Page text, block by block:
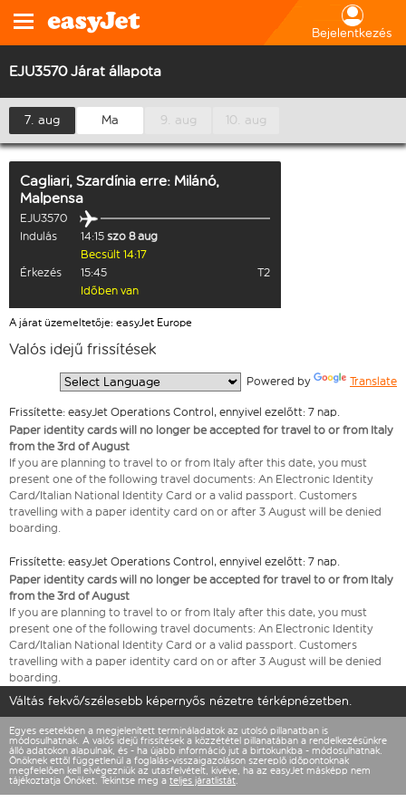
Bejelentkezés
EJU3570 Járat állapota
7. aug Ma 9. aug 10. aug
Cagliari, Szardínia erre: Milánó,
Malpensa
EJU3570
Indulás
14:15 szo 8 aug
Becsült 14:17
Érkezés
15:45
T2
Időben van
A járat üzemeltetője: easyJet Europe
Valós idejű frissítések
Powered by Translate
Frissítette: easyJet Operations Control, ennyivel ezelőtt: 7 nap.
Paper identity cards will no longer be accepted for travel to or from Italy
from the 3rd of August
If you are planning to travel to or from Italy after this date, you must
present one of the following travel documents: An Electronic Identity
Card/Italian National Identity Card or a valid passport. Customers
travelling with a paper identity card on or after 3 August will be denied
boarding.
Frissítette: easyJet Operations Control, ennyivel ezelőtt: 7 nap.
Paper identity cards will no longer be accepted for travel to or from Italy
from the 3rd of August
If you are planning to travel to or from Italy after this date, you must
present one of the following travel documents: An Electronic Identity
Card/Italian National Identity Card or a valid passport. Customers
travelling with a paper identity card on or after 3 August will be denied
boarding.
Váltás fekvő/szélesebb képernyős nézetre térképnézetben.
Egyes esetekben a megjelenített termináladatok az utolsó pillanatban is
módosulhatnak. A valós idejű frissítések a közzététel pillanatában a rendelkezésünkre
álló adatokon alapulnak, és - ha újabb információ jut a birtokunkba - módosulhatnak.
Önöknek ettől függetlenül a foglalás-visszaigazoláson szereplő időpontoknak
megfelelően kell elvégezniük az utasfelvételt, kivéve, ha az easyJet másképp nem
tájékoztatja Önöket. Tekintse meg a teljes járatlistát.